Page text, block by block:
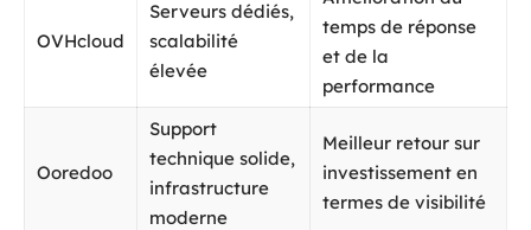
OVHcloud
Serveurs dédiés,
scalabilité
élevée
temps de réponse
et de la
performance
Ooredoo
Support
technique solide,
infrastructure
moderne
Meilleur retour sur
investissement en
termes de visibilité